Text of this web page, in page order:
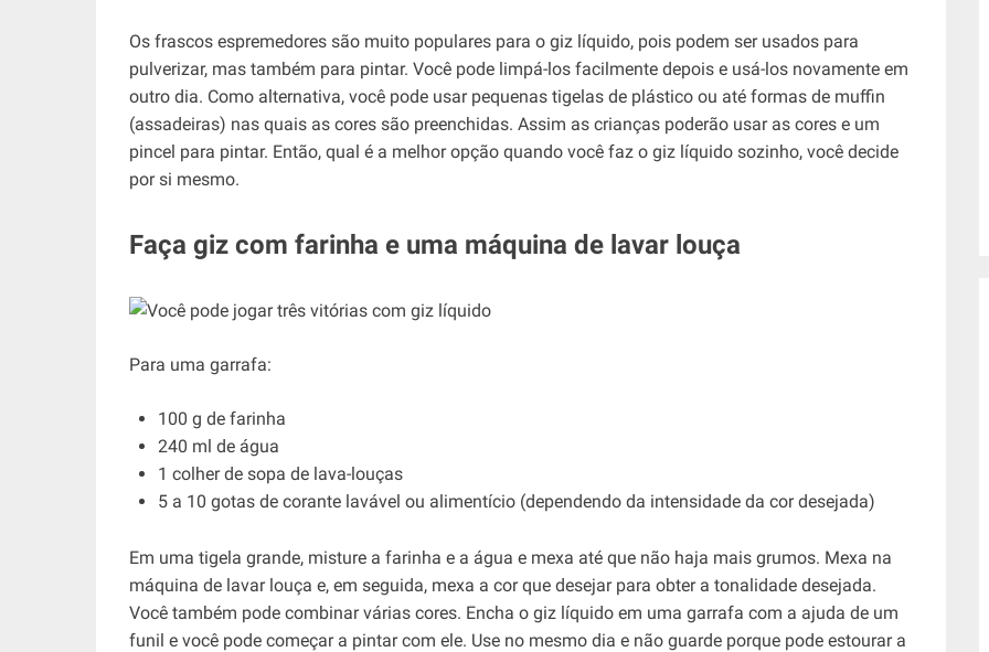
Os frascos espremedores são muito populares para o giz líquido, pois podem ser usados ​​para
pulverizar, mas também para pintar. Você pode limpá-los facilmente depois e usá-los novamente em
outro dia. Como alternativa, você pode usar pequenas tigelas de plástico ou até formas de muffin
(assadeiras) nas quais as cores são preenchidas. Assim as crianças poderão usar as cores e um
pincel para pintar. Então, qual é a melhor opção quando você faz o giz líquido sozinho, você decide
por si mesmo.
Faça giz com farinha e uma máquina de lavar louça
Para uma garrafa:
100 g de farinha
240 ml de água
1 colher de sopa de lava-louças
5 a 10 gotas de corante lavável ou alimentício (dependendo da intensidade da cor desejada)
Em uma tigela grande, misture a farinha e a água e mexa até que não haja mais grumos. Mexa na
máquina de lavar louça e, em seguida, mexa a cor que desejar para obter a tonalidade desejada.
Você também pode combinar várias cores. Encha o giz líquido em uma garrafa com a ajuda de um
funil e você pode começar a pintar com ele. Use no mesmo dia e não guarde porque pode estourar a